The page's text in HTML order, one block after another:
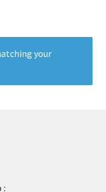
your
: